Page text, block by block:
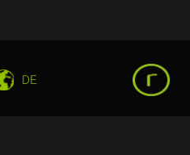
DE